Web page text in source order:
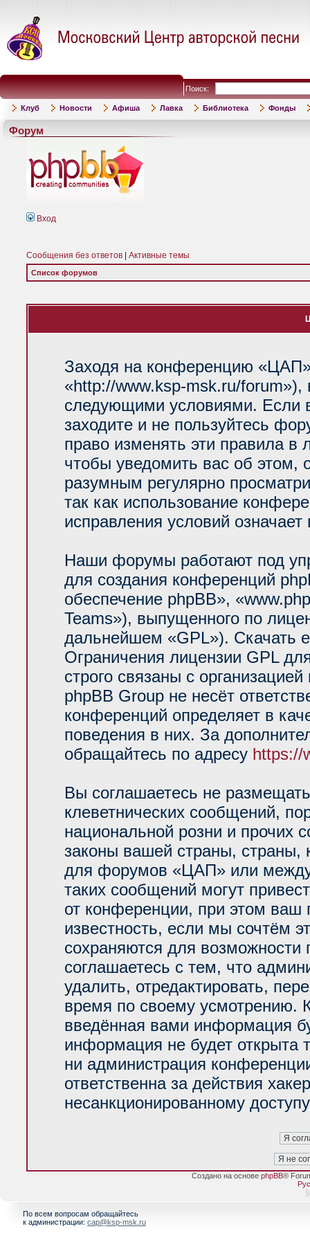
Поиск:
Клуб Новости Афиша Лавка Библиотека Фонды
Форум
Вход
Сообщения без ответов Активные темы
Список форумов
Заходя на конференцию
«http://www.ksp-msk.ru/forum»),
следующими условиями. Если
заходите и не пользуйтесь
право изменять эти правила
чтобы уведомить вас об
разумным регулярно
так как использование
исправления условий
Наши форумы работают под
для создания конференций
обеспечение phpBB»,
Teams»), выпущенного по
дальнейшем «GPL»). Скачать
Ограничения лицензии GPL
строго связаны с
phpBB Group не несёт
конференций определяет в
поведения в них. За
обращайтесь по адресу https://
Вы соглашаетесь не
клеветнических сообщений,
национальной розни и прочих
законы вашей страны, страны,
для форумов «ЦАП» или
таких сообщений могут
от конференции, при этом ваш
известность, если мы сочтём
сохраняются для возможности
соглашаетесь с тем, что
удалить, отредактировать,
время по своему усмотрению.
введённая вами информация
информация не будет открыта
ни администрация
ответственна за действия
несанкционированному
Создано на основе phpBB®
[
По всем вопросам обращайтесь
к администрации: cap@ksp-msk.ru